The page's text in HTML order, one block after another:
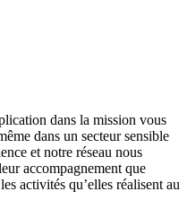
dans la mission vous
dans un secteur sensible
et notre réseau nous
accompagnement que
activités qu’elles réalisent au